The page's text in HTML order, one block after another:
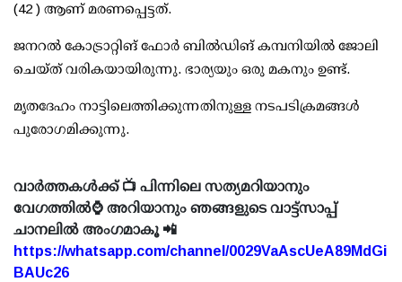
(42 ) ആണ് മരണപ്പെട്ടത്.
ജനറല്‍ കോട്രാറ്റിങ് ഫോര്‍ ബില്‍ഡിങ് കമ്പനിയില്‍ ജോലി
ചെയ്ത് വരികയായിരുന്നു. ഭാര്യയും ഒരു മകനും ഉണ്ട്.
മൃതദേഹം നാട്ടിലെത്തിക്കുന്നതിനുള്ള നടപടിക്രമങ്ങള്‍
പുരോഗമിക്കുന്നു.
വാർത്തകൾക്ക് 📺 പിന്നിലെ സത്യമറിയാനും
വേഗത്തിൽ⌚ അറിയാനും ഞങ്ങളുടെ വാട്ട്സാപ്പ്
ചാനലിൽ അംഗമാകൂ 📲
https://whatsapp.com/channel/0029VaAscUeA89MdGi
BAUc26